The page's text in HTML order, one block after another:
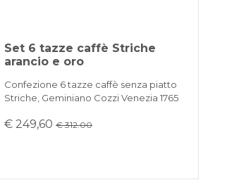
Set 6 tazze caffè Striche
arancio e oro
Confezione 6 tazze caffè senza piatto
Striche, Geminiano Cozzi Venezia 1765
€ 249,60€ 312.00